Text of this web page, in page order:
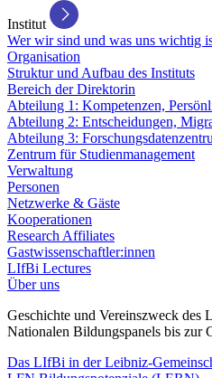
Institut
Wer wir sind und was uns wichtig
Organisation
Struktur und Aufbau des Instituts
Bereich der Direktorin
Abteilung 1: Kompetenzen,
Abteilung 2: Entscheidungen,
Abteilung 3:
Zentrum für Studienmanagement
Verwaltung
Personen
Netzwerke & Gäste
Kooperationen
Research Affiliates
Gastwissenschaftler:innen
LIfBi Lectures
Über uns
Geschichte und Vereinszweck des
Nationalen Bildungspanels bis zur
Das LIfBi in der Leibniz-